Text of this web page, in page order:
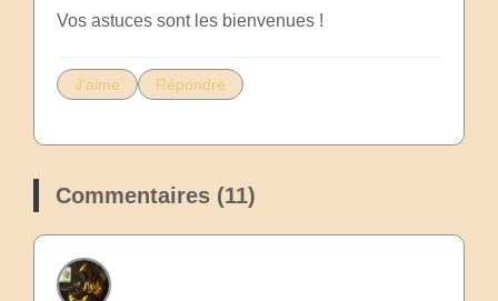
Vos astuces sont les bienvenues !
J'aime Répondre
Commentaires (11)